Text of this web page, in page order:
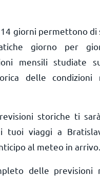
giorni permettono di
giorno per
mensili studiate
delle condizioni
storiche ti
tuoi viaggi a
al meteo in arrivo.
delle previsioni